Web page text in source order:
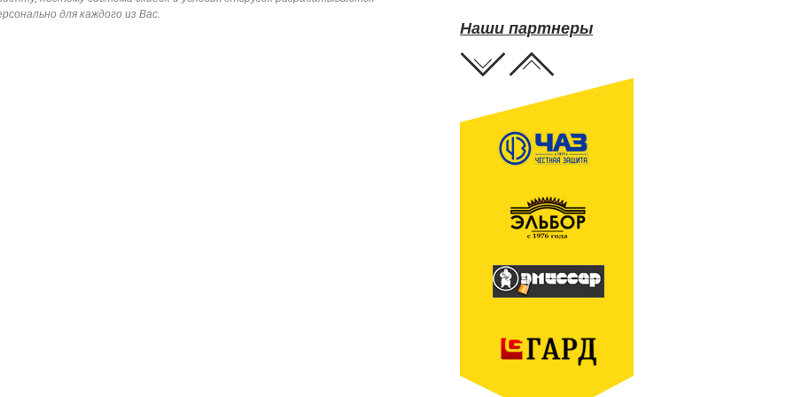
для каждого из Вас.
Наши партнеры